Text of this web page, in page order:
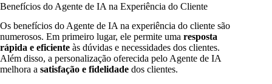
Benefícios do Agente de IA na Experiência do Cliente
Os benefícios do Agente de IA na experiência do cliente são
numerosos. Em primeiro lugar, ele permite uma resposta
rápida e eficiente às dúvidas e necessidades dos clientes.
Além disso, a personalização oferecida pelo Agente de IA
melhora a satisfação e fidelidade dos clientes.